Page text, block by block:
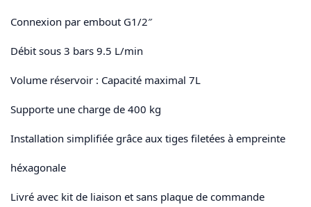
Connexion par embout G1/2″
Débit sous 3 bars 9.5 L/min
Volume réservoir : Capacité maximal 7L
Supporte une charge de 400 kg
Installation simplifiée grâce aux tiges filetées à empreinte
héxagonale
Livré avec kit de liaison et sans plaque de commande